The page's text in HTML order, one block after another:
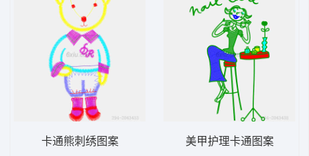
卡通熊刺绣图案 美甲护理卡通图案